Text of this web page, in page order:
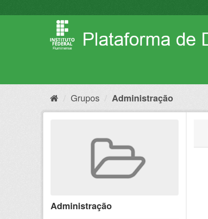
para
Grupos Administração
Administração